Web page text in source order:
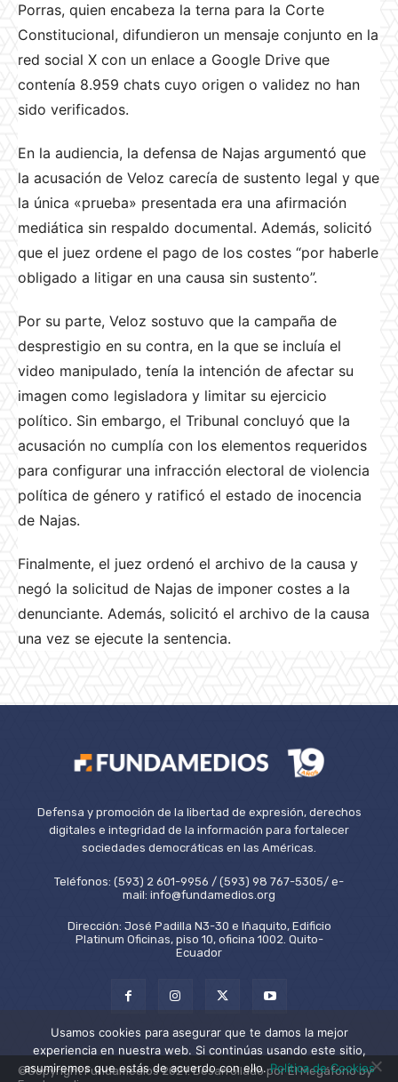
Porras, quien encabeza la terna para la Corte
Constitucional, difundieron un mensaje conjunto en la
red social X con un enlace a Google Drive que
contenía 8.959 chats cuyo origen o validez no han
sido verificados.
En la audiencia, la defensa de Najas argumentó que
la acusación de Veloz carecía de sustento legal y que
la única «prueba» presentada era una afirmación
mediática sin respaldo documental. Además, solicitó
que el juez ordene el pago de los costes “por haberle
obligado a litigar en una causa sin sustento”.
Por su parte, Veloz sostuvo que la campaña de
desprestigio en su contra, en la que se incluía el
video manipulado, tenía la intención de afectar su
imagen como legisladora y limitar su ejercicio
político. Sin embargo, el Tribunal concluyó que la
acusación no cumplía con los elementos requeridos
para configurar una infracción electoral de violencia
política de género y ratificó el estado de inocencia
de Najas.
Finalmente, el juez ordenó el archivo de la causa y
negó la solicitud de Najas de imponer costes a la
denunciante. Además, solicitó el archivo de la causa
una vez se ejecute la sentencia.
Defensa y promoción de la libertad de expresión, derechos
digitales e integridad de la información para fortalecer
sociedades democráticas en las Américas.
Teléfonos: (593) 2 601-9956 / (593) 98 767-5305/ e-
mail: info@fundamedios.org
Dirección: José Padilla N3-30 e Iñaquito, Edificio
Platinum Oficinas, piso 10, oficina 1002. Quito-
Ecuador
©Copyright Fundamedios 2021. Desarrollado por El Megáfono by
Usamos cookies para asegurar que te damos la mejor
experiencia en nuestra web. Si continúas usando este sitio,
asumiremos que estás de acuerdo con ello.Política de Cookies